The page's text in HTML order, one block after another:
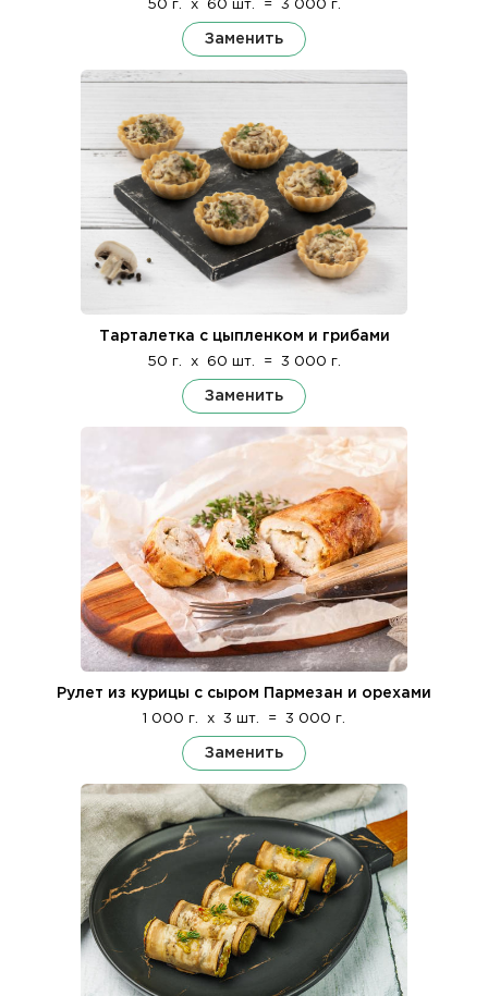
50 г. x 60 шт. = 3 000 г.
Заменить
Тарталетка с цыпленком и грибами
50 г. x 60 шт. = 3 000 г.
Заменить
Рулет из курицы с сыром Пармезан и орехами
1 000 г. x 3 шт. = 3 000 г.
Заменить